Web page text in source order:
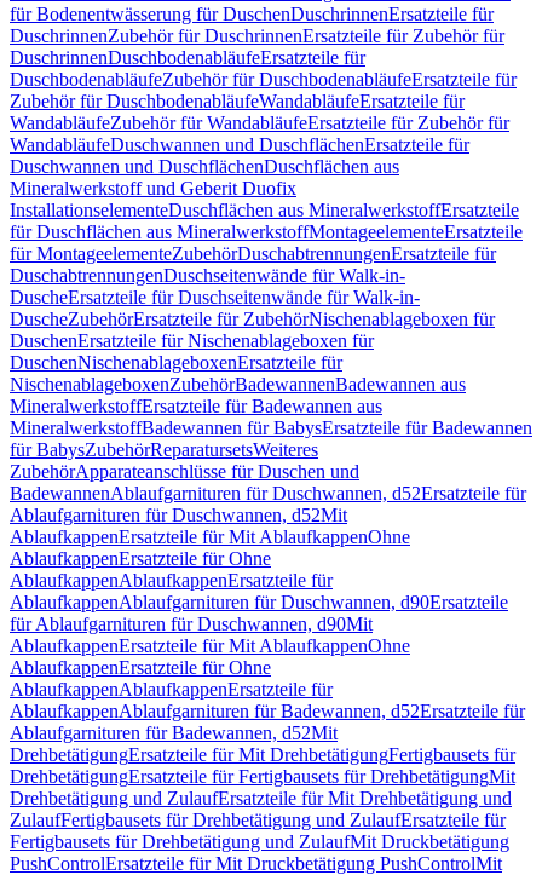
für Bodenentwässerung für DuschenDuschrinnenErsatzteile für
DuschrinnenZubehör für DuschrinnenErsatzteile für Zubehör für
DuschrinnenDuschbodenabläufeErsatzteile für
DuschbodenabläufeZubehör für DuschbodenabläufeErsatzteile für
Zubehör für DuschbodenabläufeWandabläufeErsatzteile für
WandabläufeZubehör für WandabläufeErsatzteile für Zubehör für
WandabläufeDuschwannen und DuschflächenErsatzteile für
Duschwannen und DuschflächenDuschflächen aus
Mineralwerkstoff und Geberit Duofix
InstallationselementeDuschflächen aus MineralwerkstoffErsatzteile
für Duschflächen aus MineralwerkstoffMontageelementeErsatzteile
für MontageelementeZubehörDuschabtrennungenErsatzteile für
DuschabtrennungenDuschseitenwände für Walk-in-
DuscheErsatzteile für Duschseitenwände für Walk-in-
DuscheZubehörErsatzteile für ZubehörNischenablageboxen für
DuschenErsatzteile für Nischenablageboxen für
DuschenNischenablageboxenErsatzteile für
NischenablageboxenZubehörBadewannenBadewannen aus
MineralwerkstoffErsatzteile für Badewannen aus
MineralwerkstoffBadewannen für BabysErsatzteile für Badewannen
für BabysZubehörReparatursetsWeiteres
ZubehörApparateanschlüsse für Duschen und
BadewannenAblaufgarnituren für Duschwannen, d52Ersatzteile für
Ablaufgarnituren für Duschwannen, d52Mit
AblaufkappenErsatzteile für Mit AblaufkappenOhne
AblaufkappenErsatzteile für Ohne
AblaufkappenAblaufkappenErsatzteile für
AblaufkappenAblaufgarnituren für Duschwannen, d90Ersatzteile
für Ablaufgarnituren für Duschwannen, d90Mit
AblaufkappenErsatzteile für Mit AblaufkappenOhne
AblaufkappenErsatzteile für Ohne
AblaufkappenAblaufkappenErsatzteile für
AblaufkappenAblaufgarnituren für Badewannen, d52Ersatzteile für
Ablaufgarnituren für Badewannen, d52Mit
DrehbetätigungErsatzteile für Mit DrehbetätigungFertigbausets für
DrehbetätigungErsatzteile für Fertigbausets für DrehbetätigungMit
Drehbetätigung und ZulaufErsatzteile für Mit Drehbetätigung und
ZulaufFertigbausets für Drehbetätigung und ZulaufErsatzteile für
Fertigbausets für Drehbetätigung und ZulaufMit Druckbetätigung
PushControlErsatzteile für Mit Druckbetätigung PushControlMit